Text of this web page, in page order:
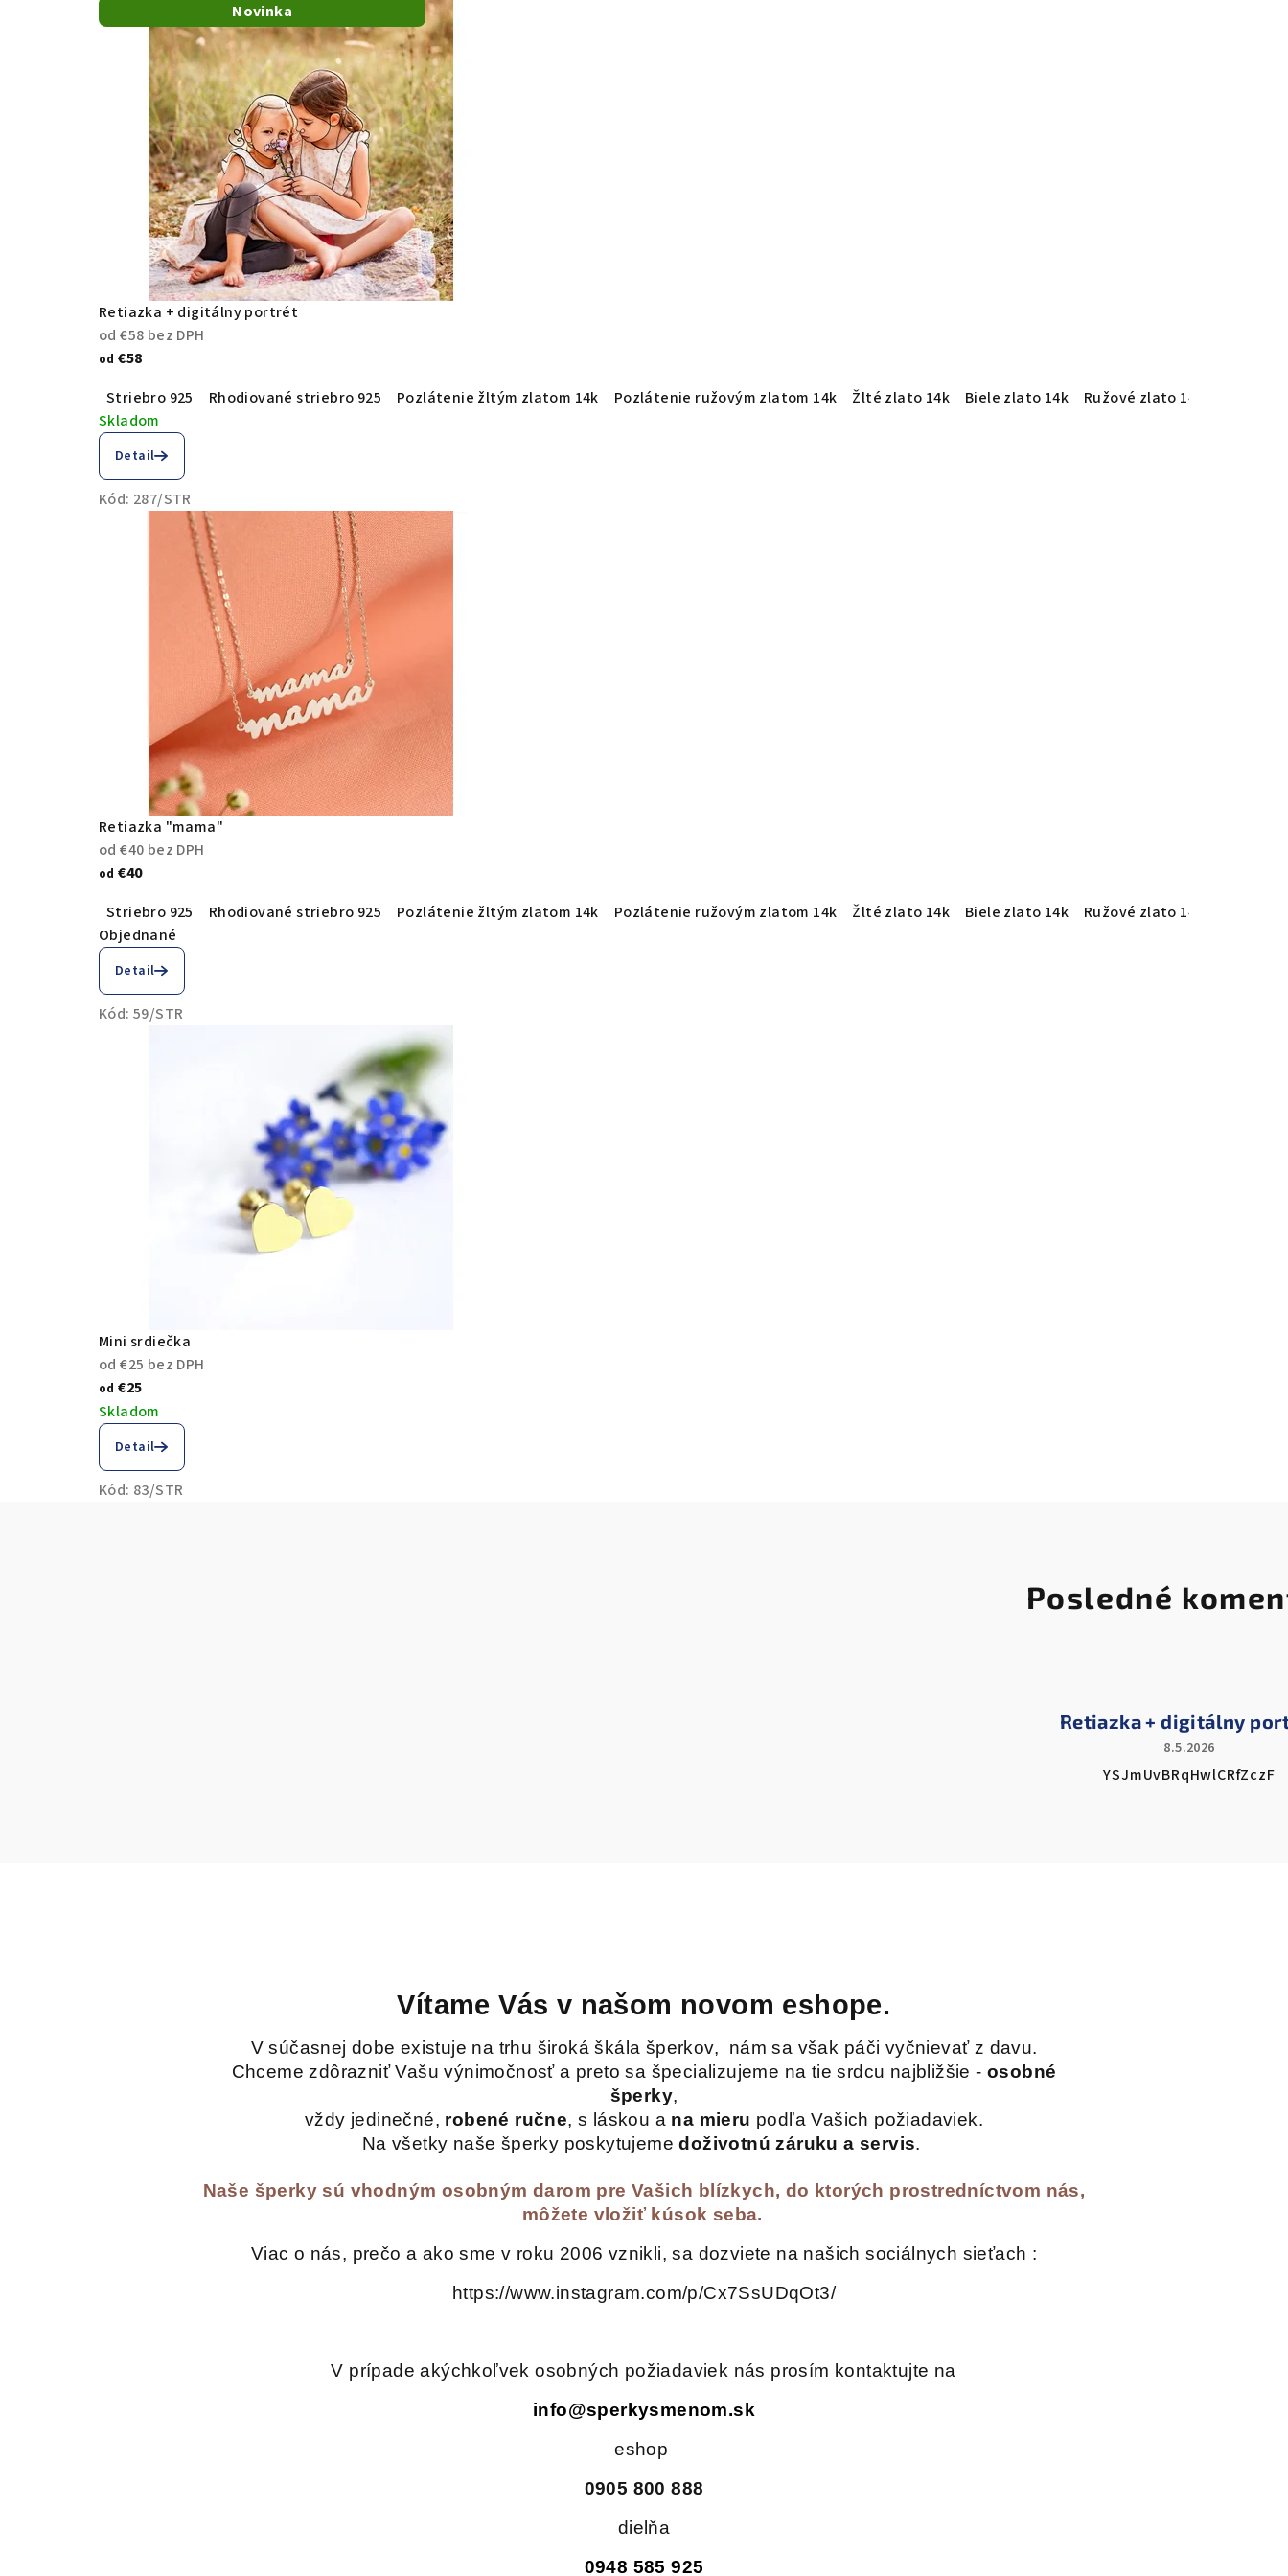
Novinka
Retiazka + digitálny portrét
od €58 bez DPH
od €58
Striebro 925
Rhodiované striebro 925 Pozlátenie žltým zlatom 14k Pozlátenie ružovým zlatom 14k Žlté zlato 14k Biele zlato 14k
Ružové zlato 14k
Skladom
Detail
Kód: 287/STR
Retiazka "mama"
od €40 bez DPH
od €40
Striebro 925
Rhodiované striebro 925 Pozlátenie žltým zlatom 14k Pozlátenie ružovým zlatom 14k Žlté zlato 14k Biele zlato 14k
Ružové zlato 14k
Objednané
Detail
Kód: 59/STR
Mini srdiečka
od €25 bez DPH
od €25
Skladom
Detail
Kód: 83/STR
Posledné
Retiazka + digitálny
8.5.2026
YSJmUvBRqHwlCRfZczF
Vítame Vás v našom novom eshope.
V súčasnej dobe existuje na trhu široká škála šperkov, nám sa však páči vyčnievať z davu.
Chceme zdôrazniť Vašu výnimočnosť a preto sa špecializujeme na tie srdcu najbližšie - osobné
šperky,
vždy jedinečné, robené ručne, s láskou a na mieru podľa Vašich požiadaviek.
Na všetky naše šperky poskytujemedoživotnú záruku a servis.
Naše šperky sú vhodným osobným darom pre Vašich blízkych, do ktorých prostredníctvom nás,
môžete vložiť kúsok seba.
Viac o nás, prečo a ako sme v roku 2006 vznikli, sa dozviete na našich sociálnych sieťach :
https://www.instagram.com/p/Cx7SsUDqOt3/
V prípade akýchkoľvek osobných požiadaviek nás prosím kontaktujte na
info@sperkysmenom.sk
eshop
0905 800 888
dielňa
0948 585 925